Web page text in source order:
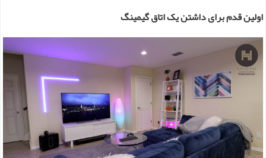
اولین قدم برای داشتن یک اتاق گیمینگ